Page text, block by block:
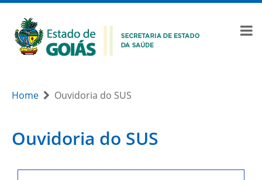
Home Ouvidoria do SUS
Ouvidoria do SUS